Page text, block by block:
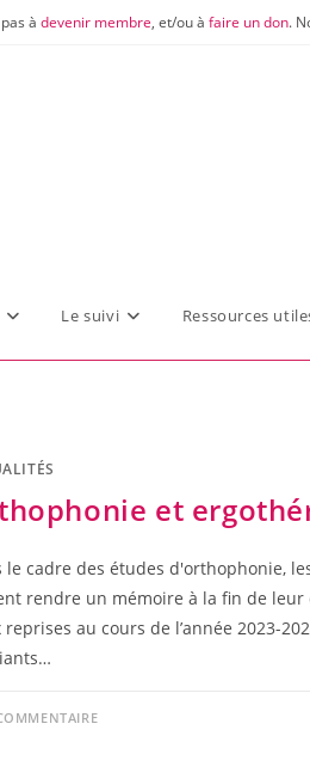
à devenir membre, et/ou à faire un don.
Le suivi Ressources
et
le cadre des études d'orthophonie,
rendre un mémoire à la fin de leur
reprises au cours de l’année 2023-